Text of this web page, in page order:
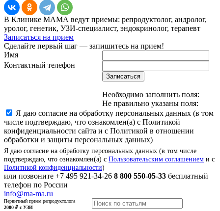
В Клинике МАМА ведут приемы: репродуктолог, андролог,
уролог, генетик, УЗИ-специалист, эндокринолог, терапевт
Записаться на прием
Сделайте первый шаг — запишитесь на прием!
Имя
Контактный телефон
Записаться
Необходимо заполнить поля:
Не правильно указаны поля:
Я даю согласие на обработку персональных данных (в том
числе подтверждаю, что ознакомлен(а) с Политикой
конфиденциальности сайта и с Политикой в отношении
обработки и защиты персональных данных)
Я даю согласие на обработку персональных данных (в том числе
подтверждаю, что ознакомлен(а) с Пользовательским соглашением и с
Политикой конфиденциальности)
или позвоните +7 495 921-34-26 8 800 550-05-33 бесплатный
телефон по России
info@ma-ma.ru
Первичный прием репродуктолога
2000 ₽ с УЗИ